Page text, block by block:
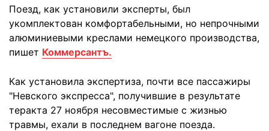
Поезд, как установили эксперты, был
укомплектован комфортабельными, но непрочными
алюминиевыми креслами немецкого производства,
пишет Коммерсантъ.
Как установила экспертиза, почти все пассажиры
"Невского экспресса", получившие в результате
теракта 27 ноября несовместимые с жизнью
травмы, ехали в последнем вагоне поезда.